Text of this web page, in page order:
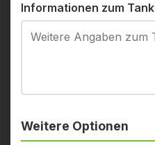
Informationen zum
Weitere Optionen